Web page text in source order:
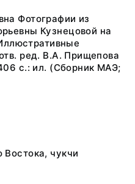
Фотографии из
Кузнецовой на
ред. В.А. Прищепова
с.: ил. (Сборник МАЭ;
чукчи